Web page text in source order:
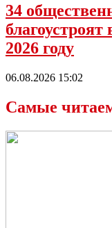
34
2026 году
06.08.2026 15:02
Самые